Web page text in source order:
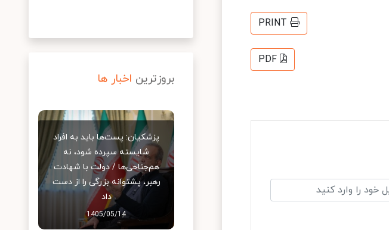
PRINT
PDF
بروزترین اخبار ها
پزشکیان: پست‌ها باید به افراد
شایسته سپرده شود، نه
هم‌جناحی‌ها / دولت با شهادت
رهبر، پشتوانه بزرگی را از دست
داد
1405/05/14